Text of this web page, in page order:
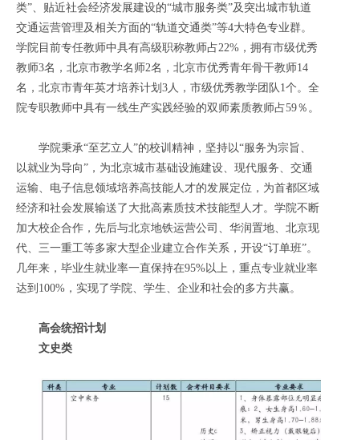
类”、贴近社会经济发展建设的“城市服务类”及突出城市轨道
交通运营管理及相关方面的“轨道交通类”等4大特色专业群。
学院目前专任教师中具有高级职称教师占22%，拥有市级优秀
教师3名，北京市教学名师2名，北京市优秀青年骨干教师14
名，北京市青年英才培养计划3人，市级优秀教学团队1个。全
院专职教师中具有一线生产实践经验的双师素质教师占59％。
学院秉承“至艺立人”的校训精神，坚持以“服务为宗旨、
以就业为导向”，为北京城市基础设施建设、现代服务、交通
运输、电子信息领域培养高技能人才的发展定位，为首都区域
经济和社会发展输送了大批高素质技术技能型人才。学院不断
加大校企合作，先后与北京地铁运营公司、华润置地、北京现
代、三一重工等多家大型企业建立合作关系，开设“订单班”。
几年来，毕业生就业率一直保持在95%以上，重点专业就业率
达到100%，实现了学院、学生、企业和社会的多方共赢。
高会统招计划
文史类